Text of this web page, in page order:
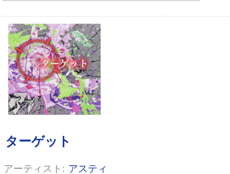
アスティ